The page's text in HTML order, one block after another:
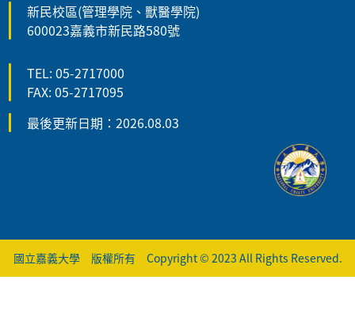
新民校區(管理學院、獸醫學院)
600023嘉義市新民路580號
TEL: 05-2717000
FAX: 05-2717095
最後更新日期：2026.08.03
國立嘉義大學 版權所有 Copyright © 2023 All Rights Reserved.